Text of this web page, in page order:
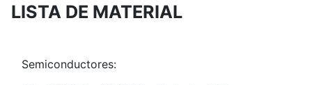
LISTA DE MATERIAL
Semiconductores: